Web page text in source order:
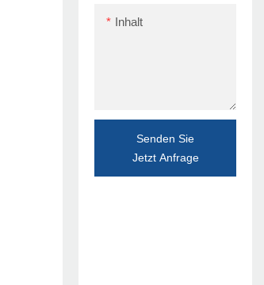
Inhalt
Senden Sie
Jetzt Anfrage